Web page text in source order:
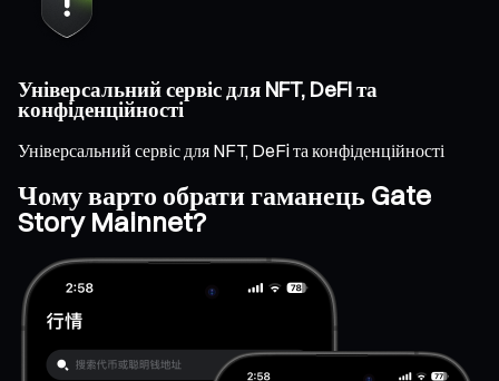
Універсальний сервіс для NFT, DeFi та
конфіденційності
Універсальний сервіс для NFT, DeFi та конфіденційності
Чому варто обрати гаманець Gate
Story Mainnet?